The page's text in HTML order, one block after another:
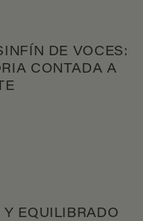
DE VOCES:
CONTADA A
EQUILIBRADO